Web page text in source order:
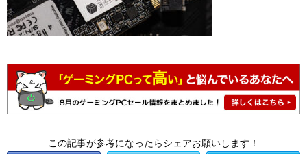
この記事が参考になったらシェアお願いします！